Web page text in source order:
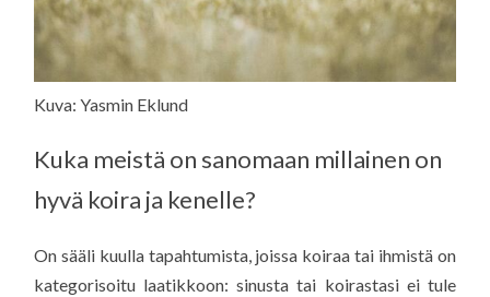
Kuva: Yasmin Eklund
Kuka meistä on sanomaan millainen on
hyvä koira ja kenelle?
On sääli kuulla tapahtumista, joissa koiraa tai ihmistä on
kategorisoitu laatikkoon: sinusta tai koirastasi ei tule